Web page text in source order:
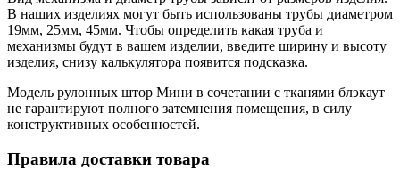
В наших изделиях могут быть использованы трубы диаметром
19мм, 25мм, 45мм. Чтобы определить какая труба и
механизмы будут в вашем изделии, введите ширину и высоту
изделия, снизу калькулятора появится подсказка.
Модель рулонных штор Мини в сочетании с тканями блэкаут
не гарантируют полного затемнения помещения, в силу
конструктивных особенностей.
Правила доставки товара